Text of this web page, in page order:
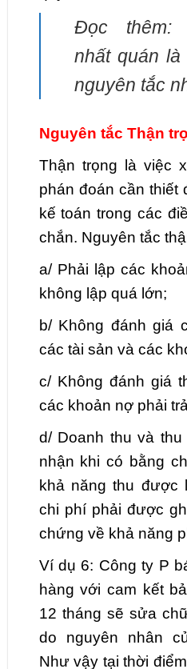
Đọc thêm:
nhất quán
nguyên tắc
Nguyên tắc Thận
Thận trọng là việc
phán đoán cần thiết
kế toán trong các
chắn. Nguyên tắc
a/ Phải lập các
không lập quá lớn;
b/ Không đánh giá
các tài sản và các
c/ Không đánh giá
các khoản nợ phải
d/ Doanh thu và
nhận khi có bằng
khả năng thu được
chi phí phải được
chứng về khả năng
Ví dụ 6: Công ty P
hàng với cam kết
12 tháng sẽ sửa
do nguyên nhân
Như vậy tại thời